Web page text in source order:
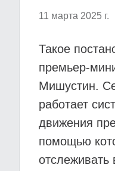
11 марта 2025 г.
Такое
премьер-
Мишустин.
работает
движения
помощью